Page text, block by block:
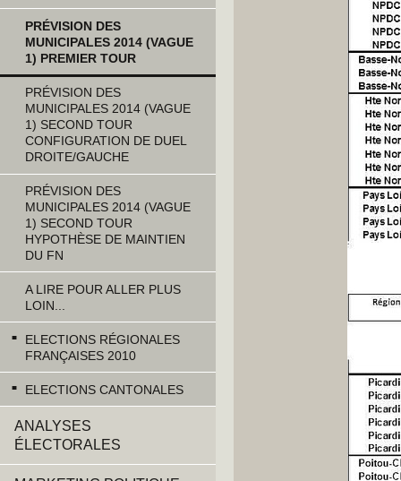
PRÉVISION DES
MUNICIPALES 2014 (VAGUE
1) PREMIER TOUR
PRÉVISION DES
MUNICIPALES 2014 (VAGUE
1) SECOND TOUR
CONFIGURATION DE DUEL
DROITE/GAUCHE
PRÉVISION DES
MUNICIPALES 2014 (VAGUE
1) SECOND TOUR
HYPOTHÈSE DE MAINTIEN
DU FN
A LIRE POUR ALLER PLUS
LOIN...
ELECTIONS RÉGIONALES
FRANÇAISES 2010
ELECTIONS CANTONALES
ANALYSES
ÉLECTORALES